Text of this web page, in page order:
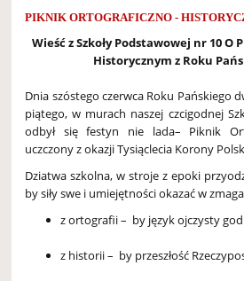
PIKNIK ORTOGRAFICZNO -
Wieść z Szkoły Podstawowej nr 10 O
Historycznym z Roku
Dnia szóstego czerwca Roku Pańskiego
piątego, w murach naszej czcigodnej
odbył się festyn nie lada– Piknik
uczczony z okazji Tysiąclecia Korony
Dziatwa szkolna, w stroje z epoki
by siły swe i umiejętności okazać w
z ortografii – by język ojczysty
z historii – by przeszłość